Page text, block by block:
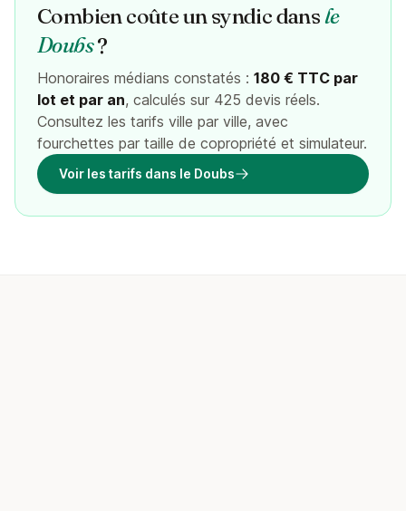
Combien coûte un syndic dansle
Doubs?
Honoraires médians constatés : 180 € TTC par
lot et par an, calculés sur 425 devis réels.
Consultez les tarifs ville par ville, avec
fourchettes par taille de copropriété et simulateur.
Voir les tarifs dans le Doubs